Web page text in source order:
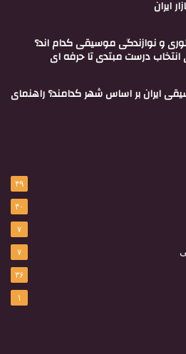
ایران
و نوازندگی موسیقی کدام اند؟
درست مبتدی تا حرفه ای
ایران بر اساس شهر کدامند؟ راهنمای
۴۹
۴۰
۷
۷
۳۶
۱